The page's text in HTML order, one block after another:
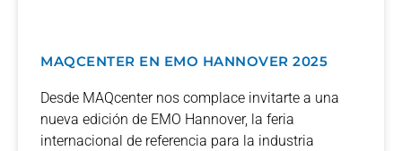
MAQCENTER EN EMO HANNOVER 2025
Desde MAQcenter nos complace invitarte a una
nueva edición de EMO Hannover, la feria
internacional de referencia para la industria